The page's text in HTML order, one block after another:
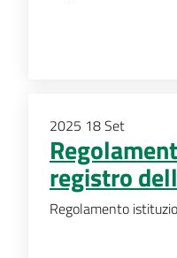
2025 18Set
registro
Regolamento